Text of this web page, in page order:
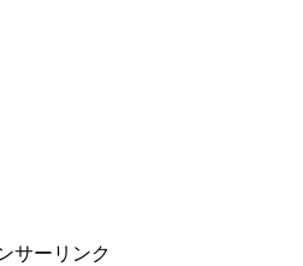
サーリンク